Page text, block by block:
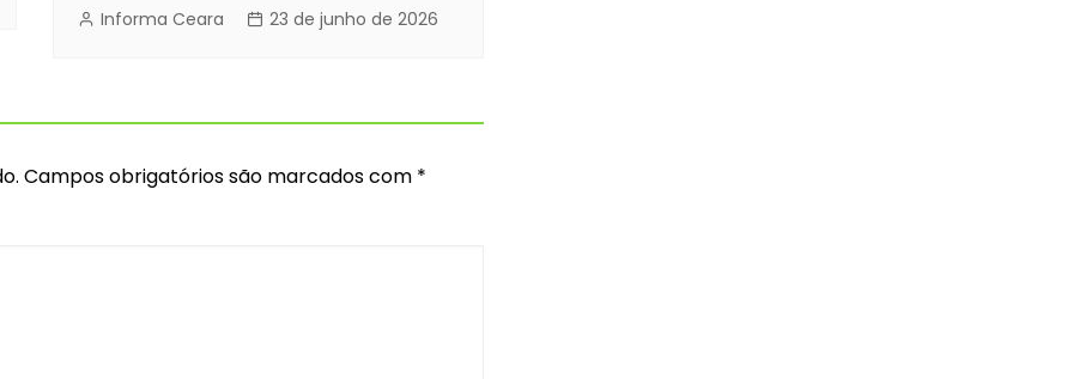
Informa Ceara 23 de junho de 2026
Campos obrigatórios são marcados com *